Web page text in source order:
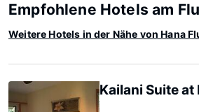
Empfohlene Hotels am
Weitere Hotels in der Nähe von Hana
Kailani Suite at